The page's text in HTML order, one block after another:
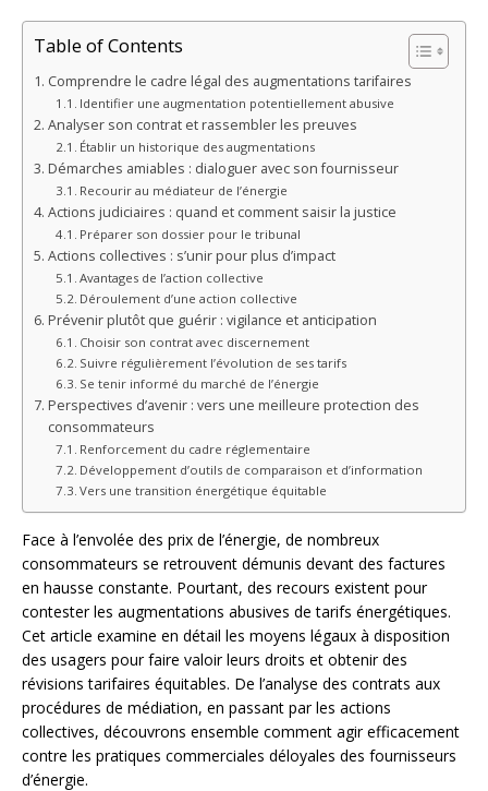
Table of Contents
Comprendre le cadre légal des augmentations tarifaires
Identifier une augmentation potentiellement abusive
Analyser son contrat et rassembler les preuves
Établir un historique des augmentations
Démarches amiables : dialoguer avec son fournisseur
Recourir au médiateur de l’énergie
Actions judiciaires : quand et comment saisir la justice
Préparer son dossier pour le tribunal
Actions collectives : s’unir pour plus d’impact
Avantages de l’action collective
Déroulement d’une action collective
Prévenir plutôt que guérir : vigilance et anticipation
Choisir son contrat avec discernement
Suivre régulièrement l’évolution de ses tarifs
Se tenir informé du marché de l’énergie
Perspectives d’avenir : vers une meilleure protection des
consommateurs
Renforcement du cadre réglementaire
Développement d’outils de comparaison et d’information
Vers une transition énergétique équitable
Face à l’envolée des prix de l’énergie, de nombreux
consommateurs se retrouvent démunis devant des factures
en hausse constante. Pourtant, des recours existent pour
contester les augmentations abusives de tarifs énergétiques.
Cet article examine en détail les moyens légaux à disposition
des usagers pour faire valoir leurs droits et obtenir des
révisions tarifaires équitables. De l’analyse des contrats aux
procédures de médiation, en passant par les actions
collectives, découvrons ensemble comment agir efficacement
contre les pratiques commerciales déloyales des fournisseurs
d’énergie.